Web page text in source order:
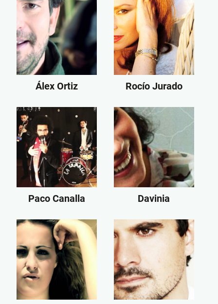
Álex Ortiz Rocío Jurado
Paco Canalla Davinia